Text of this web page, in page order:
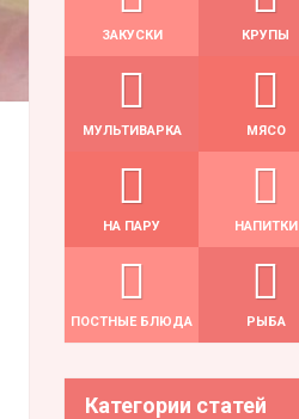
ЗАКУСКИ КРУПЫ
МУЛЬТИВАРКА МЯСО
НА ПАРУ НАПИТКИ
ПОСТНЫЕ БЛЮДА РЫБА
Категории статей